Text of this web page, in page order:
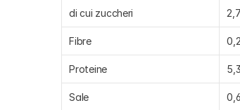
di cui zuccheri
Fibre
Proteine
Sale